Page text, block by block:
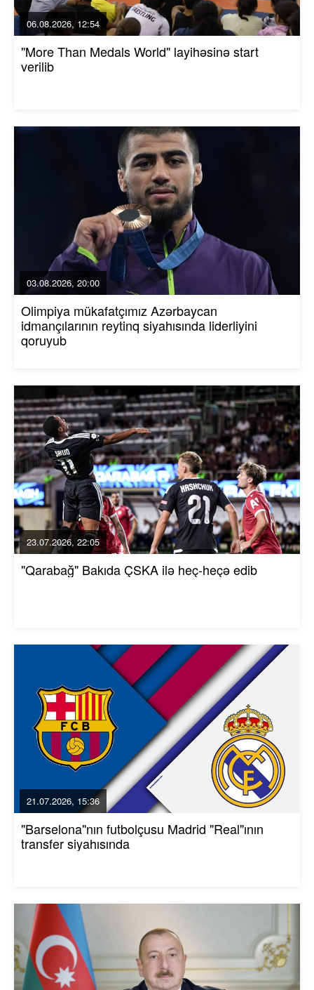
06.08.2026, 12:54
"More Than Medals World" layihəsinə start
verilib
03.08.2026, 20:00
Olimpiya mükafatçımız Azərbaycan
idmançılarının reytinq siyahısında liderliyini
qoruyub
23.07.2026, 22:05
"Qarabağ" Bakıda ÇSKA ilə heç-heçə edib
21.07.2026, 15:36
"Barselona"nın futbolçusu Madrid "Real"ının
transfer siyahısında